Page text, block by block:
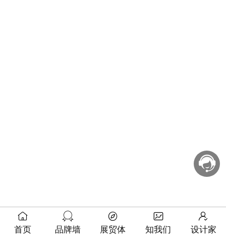
首页 品牌墙 展贸体 知我们 设计家